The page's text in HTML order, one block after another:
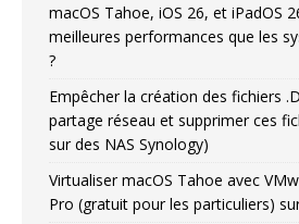
macOS Tahoe, iOS 26, et iPadOS
meilleures performances que les
?
Empêcher la création des fichiers
partage réseau et supprimer ces
sur des NAS Synology)
Virtualiser macOS Tahoe avec
Pro (gratuit pour les particuliers)